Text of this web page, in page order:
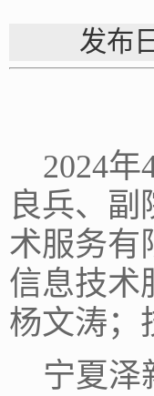
发布
2024
良兵、
术服务有
信息技术
杨文涛；
宁夏泽